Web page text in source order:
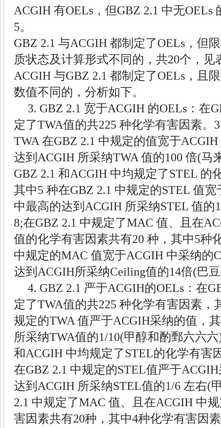
ACGIH 有OELs ，但GBZ 2.1 中无OELs
5。
GBZ 2.1 与ACGIH 都制定了OELs ，但
质状态及计算形式不同的，共20个，见
ACGIH 与GBZ 2.1 都制定了OELs ，且
数值不同的，分析如下。
3. GBZ 2.1 宽于ACGIH 的OELs ：在
定了TWA值的共225 种化学有害因素。
TWA 在GBZ 2.1 中规定的值宽于ACGIH
达到 ACGIH 所采纳TWA 值的100 倍(马
GBZ 2.1 和ACGIH 中均规定了STEL 的
其中5 种在GBZ 2.1 中规定的STEL 值宽
中最高的达到 ACGIH 所采纳STEL 值的
8;在GBZ 2.1 中规定了MAC 值、且在
值的化学有害因素共有20 种，其中5种
中规定的MAC 值宽于ACGIH 中采纳的
达到 ACGIH所采纳Ceiling值的14倍(巴
4. GBZ 2.1 严于ACGIH的OELs ：在
定了TWA值的共225 种化学有害因素，
规定的TWA 值严于ACGIH采纳的值，
所采纳TWA值的1/10(甲醇和酌鄄六六六
和ACGIH 中均规定了STEL的化学有害
在GBZ 2.1 中规定的STEL值严于ACGIH
达到 ACGIH 所采纳STEL值的1/6 左右(
2.1 中规定了MAC 值、且在ACGIH 中
害因素共有20种，其中4种化学有害因